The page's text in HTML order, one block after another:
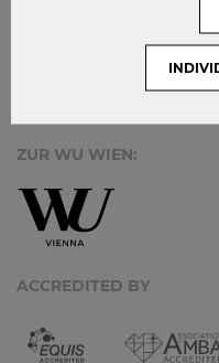
ZUR WU WIEN:
ACCREDITED BY